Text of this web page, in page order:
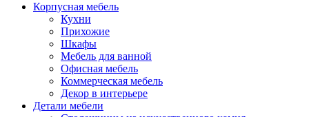
Корпусная мебель
Кухни
Прихожие
Шкафы
Мебель для ванной
Офисная мебель
Коммерческая мебель
Декор в интерьере
Детали мебели